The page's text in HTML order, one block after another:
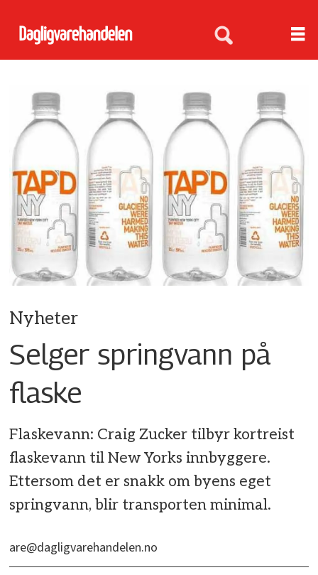
Nyheter
Selger springvann på
flaske
Flaskevann: Craig Zucker tilbyr kortreist
flaskevann til New Yorks innbyggere.
Ettersom det er snakk om byens eget
springvann, blir transporten minimal.
are@dagligvarehandelen.no